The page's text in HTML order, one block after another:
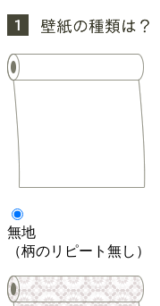
無地
（柄のリピート無し）